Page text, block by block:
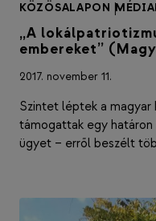
KÖZÖSALAPON |
„A
embereket”
2017. november 11.
Szintet léptek a
támogattak egy határon
ügyet – erről beszélt